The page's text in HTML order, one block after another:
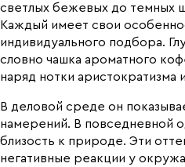
светлых бежевых до темных
Каждый имеет свои
индивидуального подбора.
словно чашка ароматного
наряд нотки аристократизма
В деловой среде он
намерений. В повседневной
близость к природе. Эти
негативные реакции у